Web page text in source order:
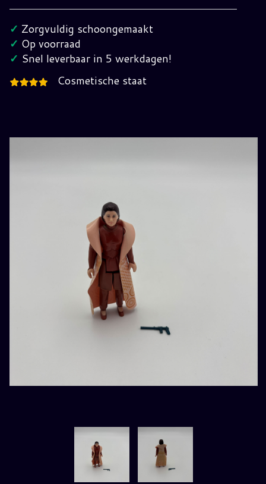
Leia
(Bespin
Gown)
Vintage
Wars
✓ Zorgvuldig schoongemaakt
✓ Op voorraad
✓ Snel leverbaar in 5 werkdagen!
Cosmetische staat